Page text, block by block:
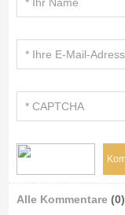
Alle Kommentare(0)